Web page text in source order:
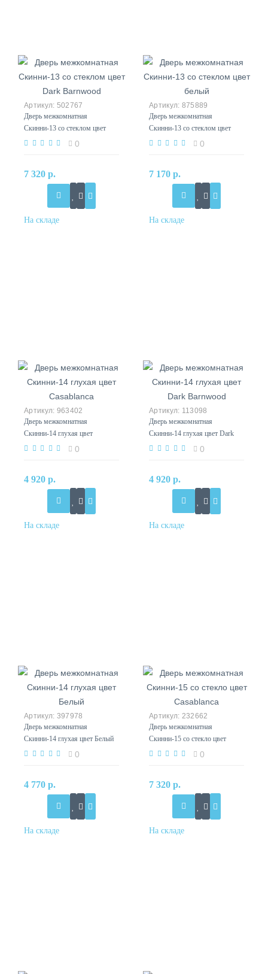
502767
Дверь межкомнатная
Скинни-13 со стеклом цвет
Dark Barnwood 0
7 320 р.
875889
Дверь межкомнатная
Скинни-13 со стеклом цвет
белый
0
7 170 р.
963402
Дверь межкомнатная
Скинни-14 глухая цвет
Casablanca
0
4 920 р.
113098
Дверь межкомнатная
Скинни-14 глухая цвет Dark
Barnwood
0
4 920 р.
397978
Дверь межкомнатная
Скинни-14 глухая цвет Белый
0
4 770 р.
232662
Дверь межкомнатная
Скинни-15 со стекло цвет
Casablanca
0
7 320 р.